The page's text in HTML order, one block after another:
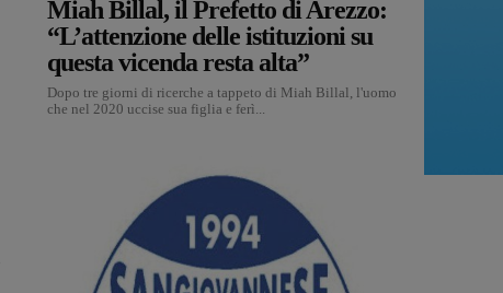
Miah Billal, il Prefetto di Arezzo:
“L’attenzione delle istituzioni su
questa vicenda resta alta”
Dopo tre giorni di ricerche a tappeto di Miah Billal, l'uomo
che nel 2020 uccise sua figlia e ferì...